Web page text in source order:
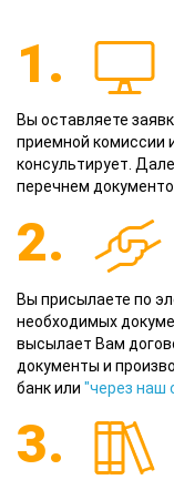
1.
Вы оставляете
приемной комиссии
консультирует.
перечнем
2.
Вы присылаете по
необходимых
высылает Вам
документы и
банк или "через наш
3.